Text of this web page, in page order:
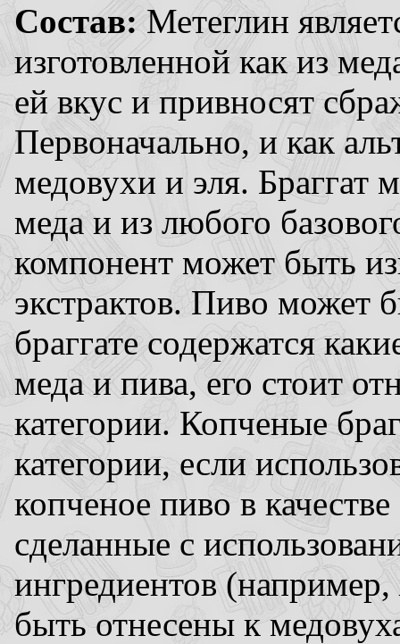
Состав:Метеглин
изготовленной как из
ей вкус и привносят
Первоначально, и как
медовухи и эля. Браггат
меда и из любого
компонент может быть
экстрактов. Пиво может
браггате содержатся
меда и пива, его стоит
категории. Копченые
категории, если
копченое пиво в
сделанные с
ингредиентов
быть отнесены к